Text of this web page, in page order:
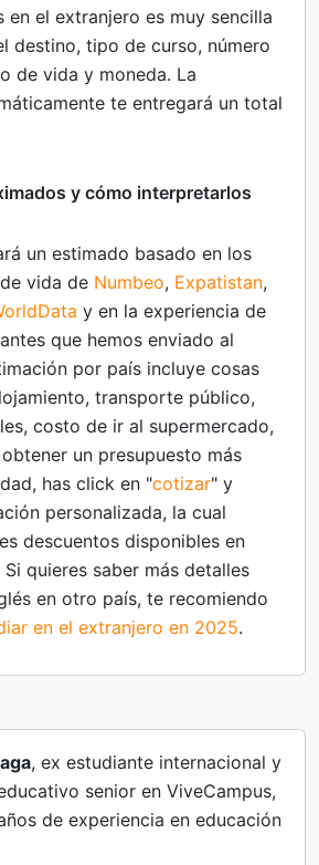
en el extranjero es muy sencilla
destino, tipo de curso, número
de vida y moneda. La
te entregará un total
y cómo interpretarlos
un estimado basado en los
vida de Numbeo, Expatistan,
y en la experiencia de
que hemos enviado al
por país incluye cosas
transporte público,
costo de ir al supermercado,
un presupuesto más
has click en "cotizar" y
personalizada, la cual
descuentos disponibles en
quieres saber más detalles
en otro país, te recomiendo
en el extranjero en 2025.
, ex estudiante internacional y
senior en ViveCampus,
de experiencia en educación